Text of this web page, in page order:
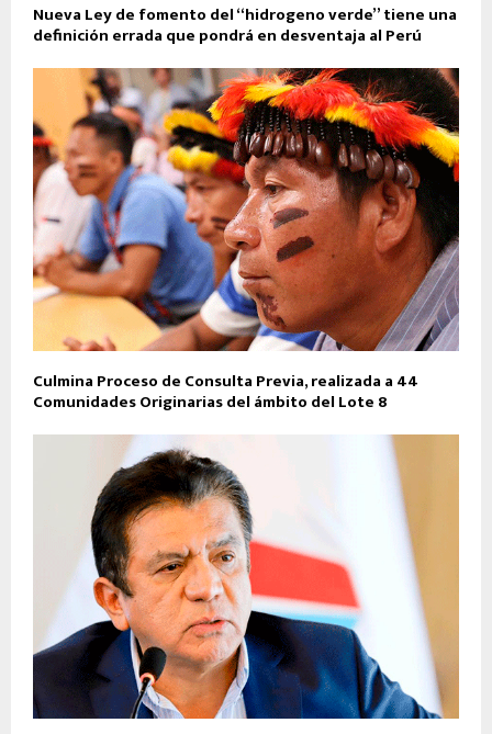
Nueva Ley de fomento del “hidrogeno verde” tiene una
definición errada que pondrá en desventaja al Perú
Culmina Proceso de Consulta Previa, realizada a 44
Comunidades Originarias del ámbito del Lote 8